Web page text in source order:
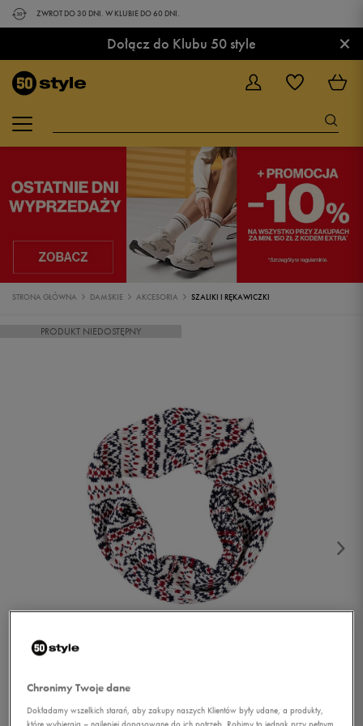
ZWROT DO 30 DNI. W KLUBIE DO 60 DNI.
Dołącz do Klubu 50 style ×
STRONA GŁÓWNA DAMSKIE AKCESORIA SZALIKI I RĘKAWICZKI
PRODUKT NIEDOSTĘPNY
Chronimy Twoje dane
Dokładamy wszelkich starań, aby zakupy naszych Klientów były udane, a produkty,
które wybierają – najlepiej dopasowane do ich potrzeb. Robimy to jednak przy pełnym